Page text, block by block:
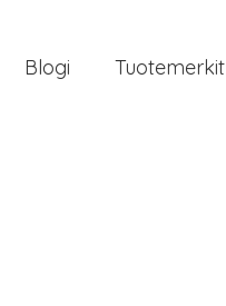
Blogi Tuotemerkit